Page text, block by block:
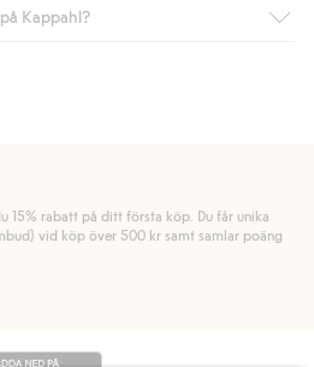
har du alltid gratis frakt till butik
och identifierats som medlem.
Kappahl?
men även andra betalningssätt.
15% rabatt på ditt första köp. Du får unika
vid köp över 500 kr samt samlar poäng